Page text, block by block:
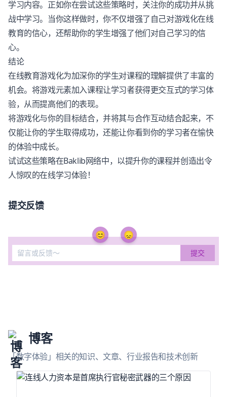
学习内容。正如你在尝试这些策略时，关注你的成功并从挑
战中学习。当你这样做时，你不仅增强了自己对游戏化在线
教育的信心，还帮助你的学生增强了他们对自己学习的信
心。
结论
在线教育游戏化为加深你的学生对课程的理解提供了丰富的
机会。将游戏元素加入课程让学习者获得更交互式的学习体
验，从而提高他们的表现。
将游戏化与你的目标结合，并将其与合作互动结合起来，不
仅能让你的学生取得成功，还能让你看到你的学习者在愉快
的体验中成长。
试试这些策略在Baklib网络中，以提升你的课程并创造出令
人惊叹的在线学习体验！
提交反馈
😊 😞
博客
「数字体验」相关的知识、文章、行业报告和技术创新